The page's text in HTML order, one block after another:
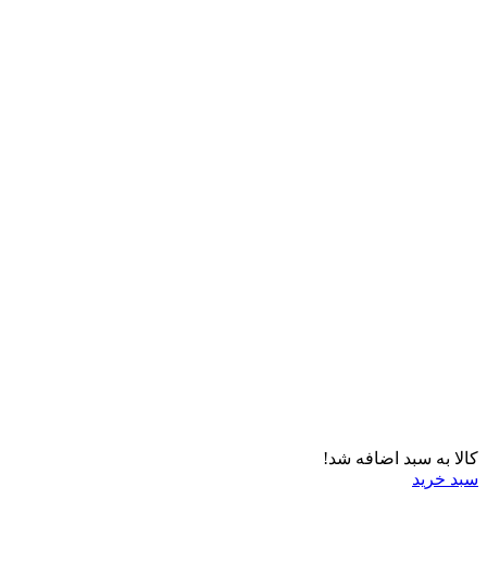
کالا به سبد اضافه شد!
سبد خرید